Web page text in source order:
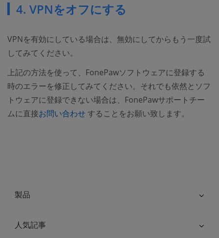
4. VPNをオフにする
VPNを有効にしている場合は、無効にしてからもう一度試
してみてください。
上記の方法を使って、FonePawソフトウェアに登録する
時のエラーを修正してみてください。それでも依然とソフ
トウェアに登録できない場合は、FonePawサポートチー
ムに直接お問い合わせ(opens new window)
することをお願い致します。
製品
人気記事